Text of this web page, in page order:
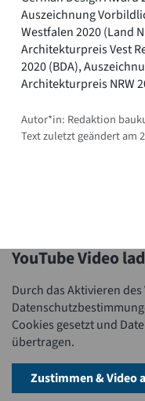
Auszeichnung
Westfalen 2020 (Land
Architekturpreis Vest
2020 (BDA),
Architekturpreis NRW
Autor*in: Redaktion
Text zuletzt geändert am
YouTube Video
Durch das Aktivieren
Cookies gesetzt und
übertragen.